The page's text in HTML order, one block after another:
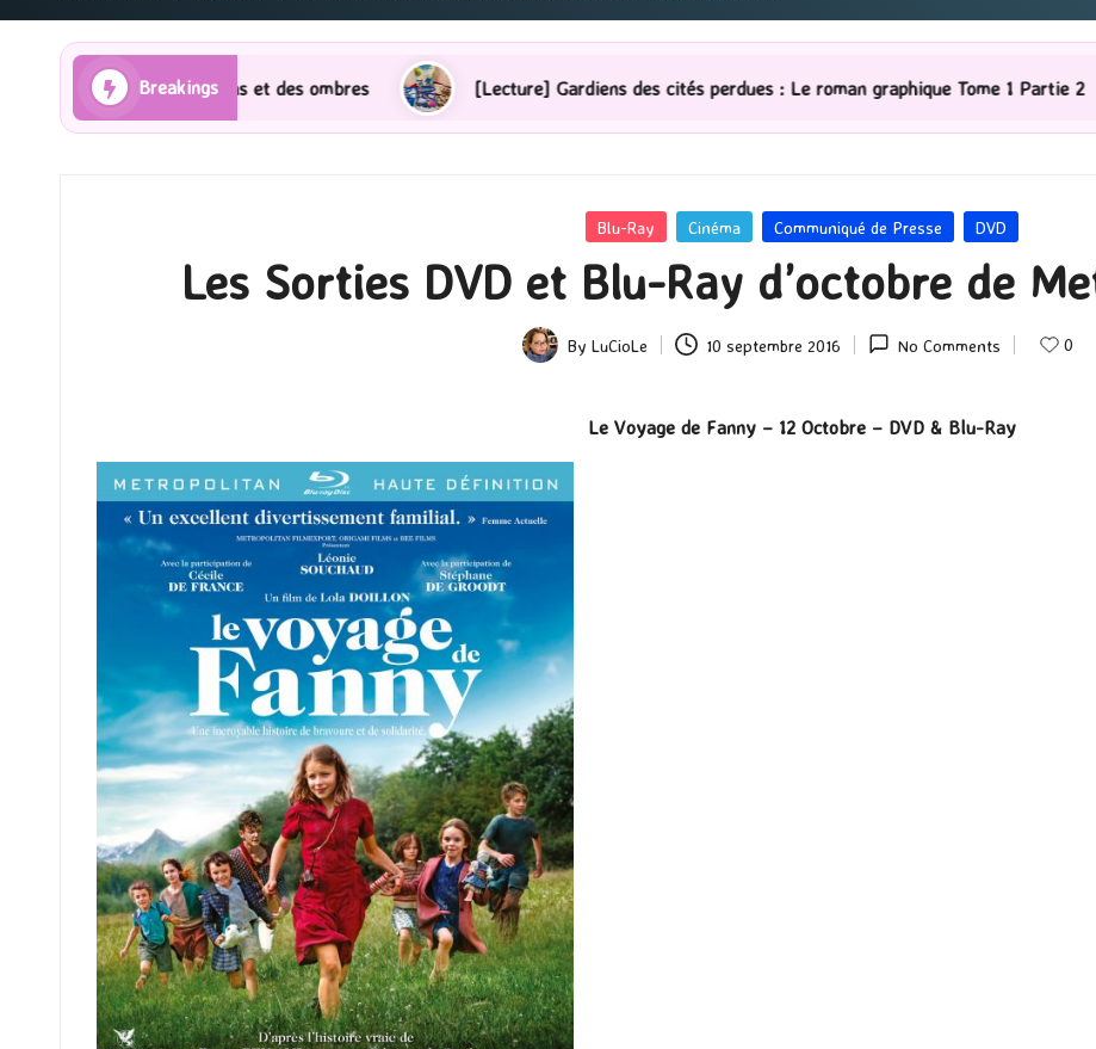
Breakings
Rayons et des ombres [Lecture] Gardiens des cités perdues : Le roman graphique Tome 1 Partie 2 [Série
Posted
Blu-Ray Cinéma Communiqué de Presse DVD
Les Sorties DVD et Blu-Ray d’octobre de
Posted
ByLuCioLe 10 septembre 2016 No Comments 0
Le Voyage de Fanny – 12 Octobre – DVD & Blu-Ray